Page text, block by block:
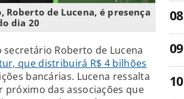
Roberto de Lucena, é presença
dia 20
Roberto de Lucena
que distribuirá R$ 4 bilhões
bancárias. Lucena ressalta
das associações que